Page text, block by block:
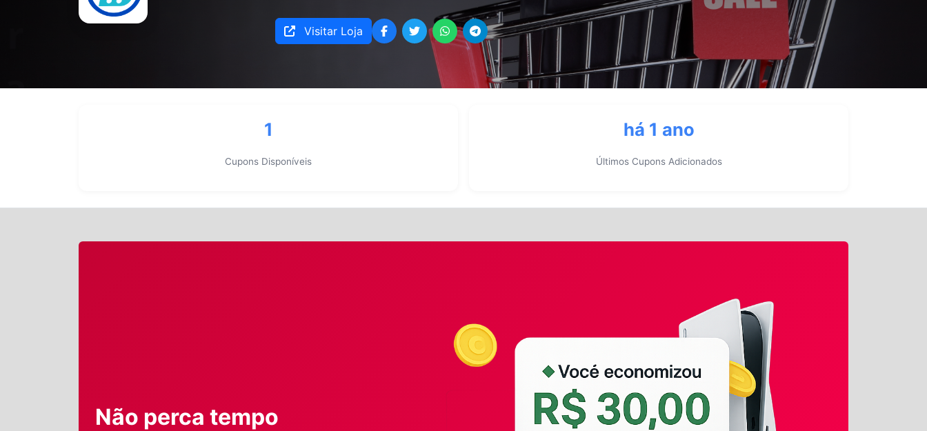
Visitar Loja
1
Cupons Disponíveis
há 1 ano
Últimos Cupons Adicionados
Não perca tempo